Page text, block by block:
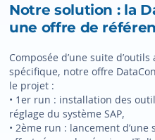
Notre solution : la
une offre de
Composée d’une suite
spécifique, notre offre
le projet :
• 1er run : installation des
réglage du système SAP,
• 2ème run : lancement